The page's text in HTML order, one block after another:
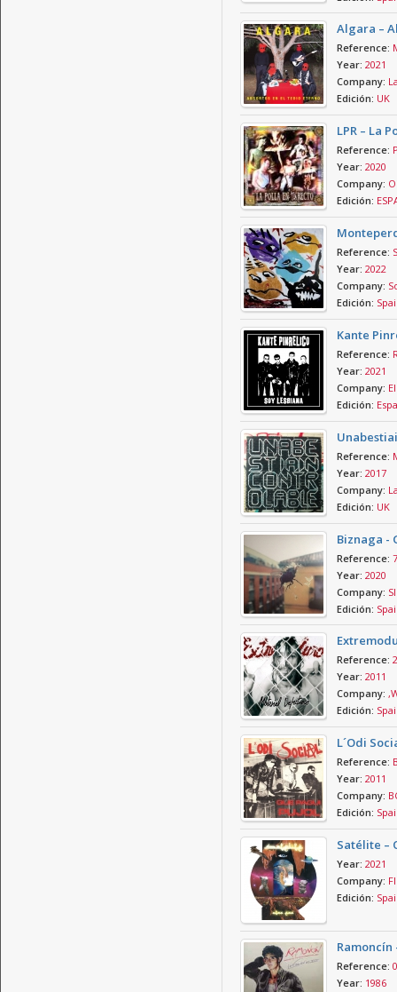
Algara –
Reference:
Year: 2021
Company:
Edición: UK
LPR – La
Reference:
Year: 2020
Company:
Edición:
Reference:
Year: 2022
Company:
Edición:
Kante
Reference:
Year: 2021
Company:
Edición:
Reference:
Year: 2017
Company:
Edición: UK
Biznaga -
Reference:
Year: 2020
Company:
Edición:
Reference:
Year: 2011
Company:
Edición:
L´Odi
Reference:
Year: 2011
Company:
Edición:
Satélite –
Year: 2021
Company:
Edición:
Ramoncín
Reference:
Year: 1986